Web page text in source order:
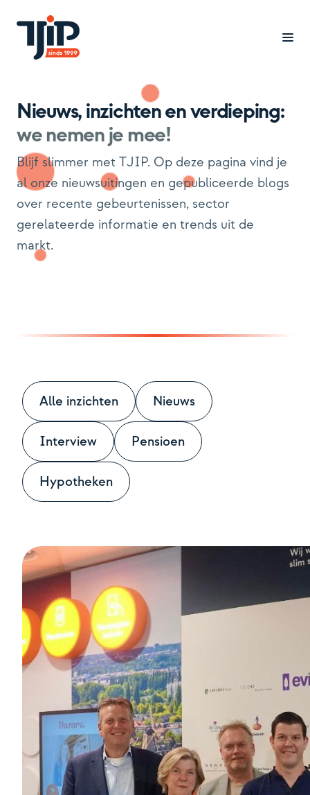
Branches
Cases
Oplossingen
Inzicht
Over ons
Nieuws, inzichten en verdieping:
we nemen je mee!
Blijf slimmer met TJIP. Op deze pagina vind je
al onze nieuwsuitingen en gepubliceerde blogs
over recente gebeurtenissen, sector
gerelateerde informatie en trends uit de
markt.
Alle inzichten Nieuws
Interview Pensioen
Hypotheken